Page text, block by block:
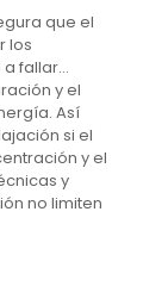
que el
los
a fallar…
y el
Así
si el
y el
y
no limiten